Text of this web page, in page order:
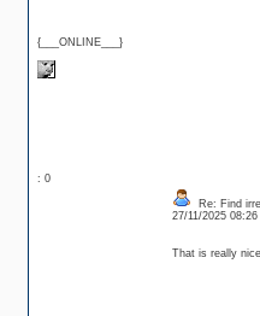
{___ONLINE___}
: 0
Re: Find
27/11/2025
That is really